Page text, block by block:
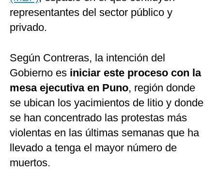
representantes del sector público y
privado.
Según Contreras, la intención del
Gobierno es iniciar este proceso con la
mesa ejecutiva en Puno, región donde
se ubican los yacimientos de litio y donde
se han concentrado las protestas más
violentas en las últimas semanas que ha
llevado a tenga el mayor número de
muertos.